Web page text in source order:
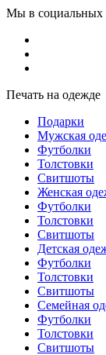
Мы в социальных
Печать на одежде
Подарки
Мужская
Футболки
Толстовки
Свитшоты
Женская
Футболки
Толстовки
Свитшоты
Детская
Футболки
Толстовки
Свитшоты
Семейная
Футболки
Толстовки
Свитшоты